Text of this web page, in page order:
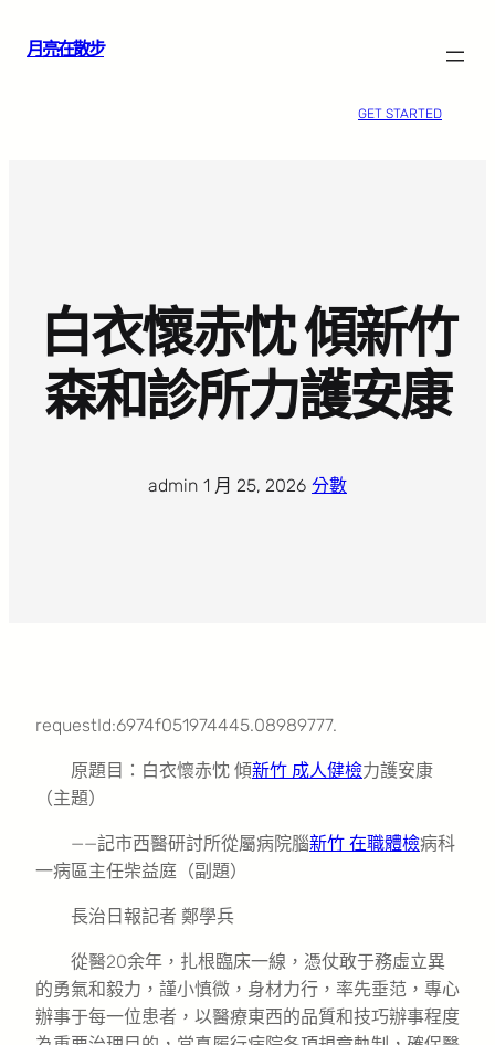
月亮在散步
GET STARTED
白衣懷赤忱 傾新竹
森和診所力護安康
admin 1 月 25, 2026 分數
requestId:6974f051974445.08989777.
原題目：白衣懷赤忱 傾新竹 成人健檢力護安康
（主題）
——記市西醫研討所從屬病院腦新竹 在職體檢病科
一病區主任柴益庭（副題）
長治日報記者 鄭學兵
從醫20余年，扎根臨床一線，憑仗敢于務虛立異
的勇氣和毅力，謹小慎微，身材力行，率先垂范，專心
辦事于每一位患者，以醫療東西的品質和技巧辦事程度